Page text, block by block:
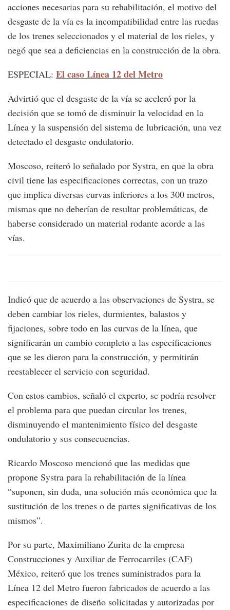
acciones necesarias para su rehabilitación, el motivo del
desgaste de la vía es la incompatibilidad entre las ruedas
de los trenes seleccionados y el material de los rieles, y
negó que sea a deficiencias en la construcción de la obra.
ESPECIAL: El caso Línea 12 del Metro
Advirtió que el desgaste de la vía se aceleró por la
decisión que se tomó de disminuir la velocidad en la
Línea y la suspensión del sistema de lubricación, una vez
detectado el desgaste ondulatorio.
Moscoso, reiteró lo señalado por Systra, en que la obra
civil tiene las especificaciones correctas, con un trazo
que implica diversas curvas inferiores a los 300 metros,
mismas que no deberían de resultar problemáticas, de
haberse considerado un material rodante acorde a las
vías.
Indicó que de acuerdo a las observaciones de Systra, se
deben cambiar los rieles, durmientes, balastos y
fijaciones, sobre todo en las curvas de la línea, que
significarán un cambio completo a las especificaciones
que se les dieron para la construcción, y permitirán
reestablecer el servicio con seguridad.
Con estos cambios, señaló el experto, se podría resolver
el problema para que puedan circular los trenes,
disminuyendo el mantenimiento físico del desgaste
ondulatorio y sus consecuencias.
Ricardo Moscoso mencionó que las medidas que
propone Systra para la rehabilitación de la línea
“suponen, sin duda, una solución más económica que la
sustitución de los trenes o de partes significativas de los
mismos”.
Por su parte, Maximiliano Zurita de la empresa
Construcciones y Auxiliar de Ferrocarriles (CAF)
México, reiteró que los trenes suministrados para la
Línea 12 del Metro fueron fabricados de acuerdo a las
especificaciones de diseño solicitadas y autorizadas por